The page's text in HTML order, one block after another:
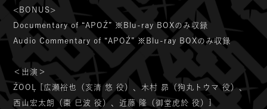
<BONUS>
Documentary of “APOŹ” ※Blu-ray BOXのみ収録
Audio Commentary of “APOŹ” ※Blu-ray BOXのみ収録
＜出演＞
ŹOOĻ [広瀬裕也（亥清 悠 役）、木村 昴（狗丸トウマ 役）、
西山宏太朗（棗 巳波 役）、近藤 隆（御堂虎於 役）]